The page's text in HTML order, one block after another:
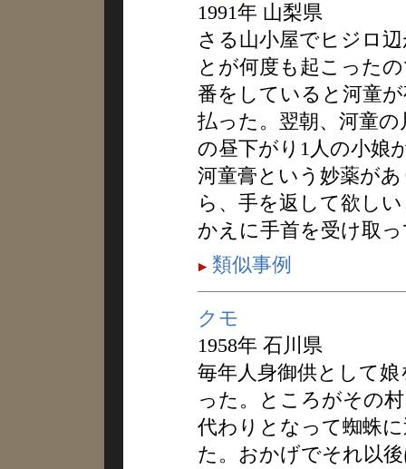
1991年 山梨県
さる山小屋でヒジロ
とが何度も起こった
番をしていると河童
払った。翌朝、河童
の昼下がり1人の小娘
河童膏という妙薬が
ら、手を返して欲し
かえに手首を受け取
類似事例
クモ
1958年 石川県
毎年人身御供として
った。ところがその
代わりとなって蜘蛛
た。おかげでそれ以